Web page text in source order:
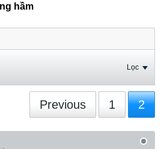
hầm
Lọc
Previous 1 2